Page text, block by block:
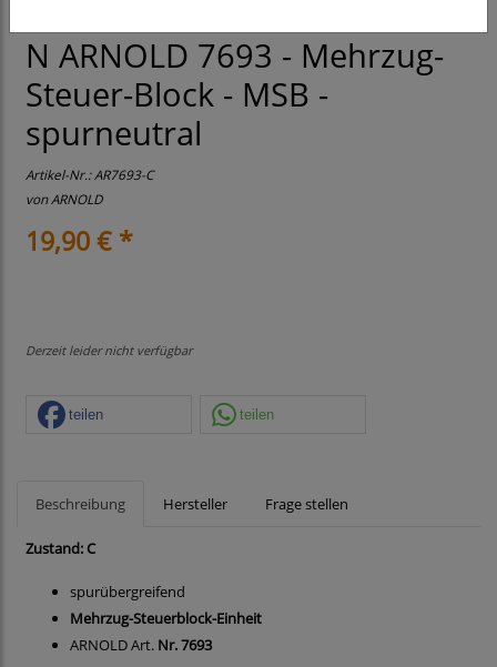
N ARNOLD 7693 - Mehrzug-
Steuer-Block - MSB -
spurneutral
Artikel-Nr.:AR7693-C
vonARNOLD
19,90 € *
Derzeit leider nicht verfügbar
teilen teilen
Beschreibung Hersteller Frage stellen
Zustand: C
spurübergreifend
Mehrzug-Steuerblock-Einheit
ARNOLD Art. Nr. 7693